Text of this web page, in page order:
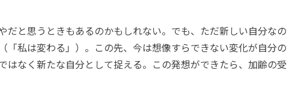
だと思うときもあるのかもしれない。でも、ただ新しい自分なの
「私は変わる」）。この先、今は想像すらできない変化が自分の
はなく新たな自分として捉える。この発想ができたら、加齢の受